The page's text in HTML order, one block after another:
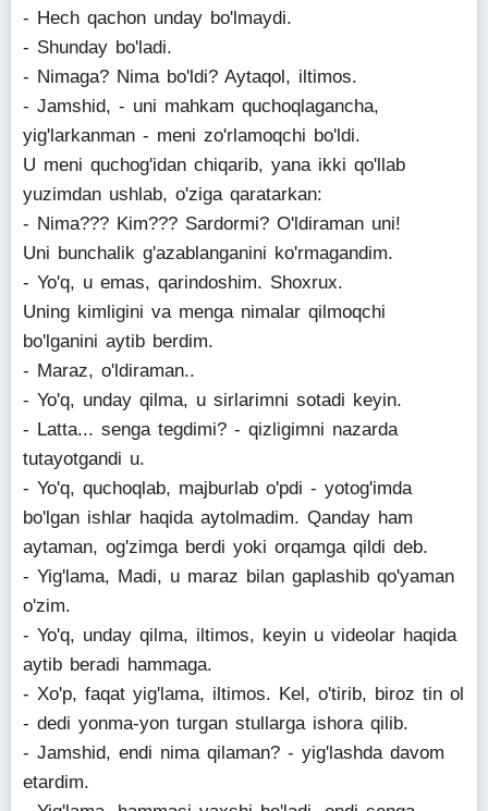
- Hech qachon unday bo'lmaydi.
- Shunday bo'ladi.
- Nimaga? Nima bo'ldi? Aytaqol, iltimos.
- Jamshid, - uni mahkam quchoqlagancha,
yig'larkanman - meni zo'rlamoqchi bo'ldi.
U meni quchog'idan chiqarib, yana ikki qo'llab
yuzimdan ushlab, o'ziga qaratarkan:
- Nima??? Kim??? Sardormi? O'ldiraman uni!
Uni bunchalik g'azablanganini ko'rmagandim.
- Yo'q, u emas, qarindoshim. Shoxrux.
Uning kimligini va menga nimalar qilmoqchi
bo'lganini aytib berdim.
- Maraz, o'ldiraman..
- Yo'q, unday qilma, u sirlarimni sotadi keyin.
- Latta... senga tegdimi? - qizligimni nazarda
tutayotgandi u.
- Yo'q, quchoqlab, majburlab o'pdi - yotog'imda
bo'lgan ishlar haqida aytolmadim. Qanday ham
aytaman, og'zimga berdi yoki orqamga qildi deb.
- Yig'lama, Madi, u maraz bilan gaplashib qo'yaman
o'zim.
- Yo'q, unday qilma, iltimos, keyin u videolar haqida
aytib beradi hammaga.
- Xo'p, faqat yig'lama, iltimos. Kel, o'tirib, biroz tin ol
- dedi yonma-yon turgan stullarga ishora qilib.
- Jamshid, endi nima qilaman? - yig'lashda davom
etardim.